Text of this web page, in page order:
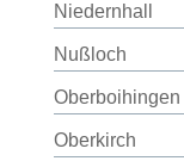
Niedernhall
Nußloch
Oberboihingen
Oberkirch